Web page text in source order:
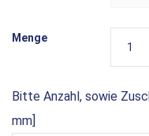
Bitte Anzahl, sowie
mm]
Menge